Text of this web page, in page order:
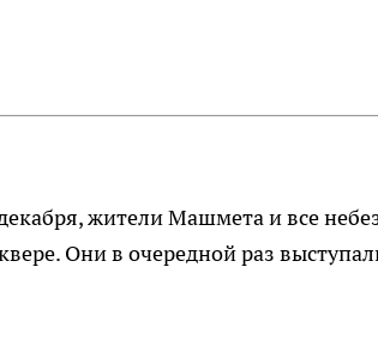
жители Машмета и все
Они в очередной раз